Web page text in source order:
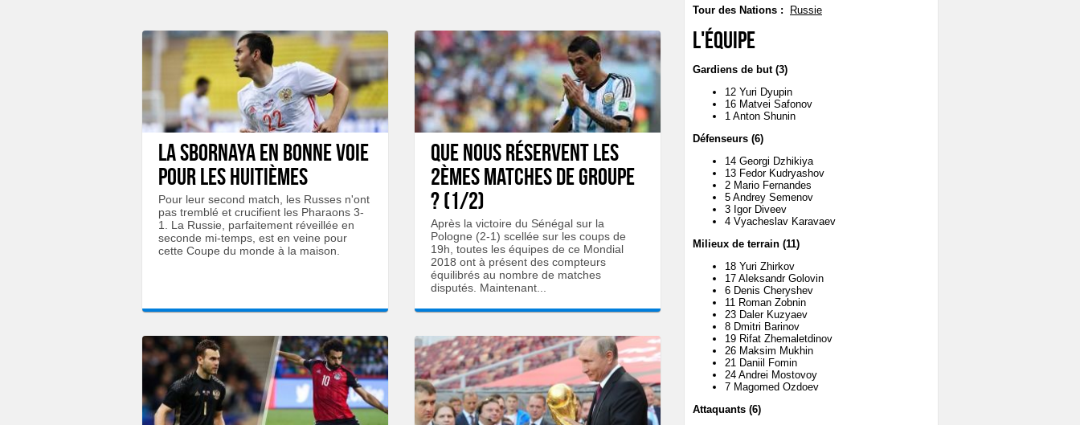
La Sbornaya en bonne voie
pour les huitièmes
Pour leur second match, les Russes n'ont
pas tremblé et crucifient les Pharaons 3-
1. La Russie, parfaitement réveillée en
seconde mi-temps, est en veine pour
cette Coupe du monde à la maison.
Que nous réservent les
2èmes matches de groupe
? (1/2)
Après la victoire du Sénégal sur la
Pologne (2-1) scellée sur les coups de
19h, toutes les équipes de ce Mondial
2018 ont à présent des compteurs
équilibrés au nombre de matches
disputés. Maintenant...
Tour des Nations :
Russie
L'équipe
Gardiens de but (3)
12 Yuri Dyupin
16 Matvei Safonov
1 Anton Shunin
Défenseurs (6)
14 Georgi Dzhikiya
13 Fedor Kudryashov
2 Mario Fernandes
5 Andrey Semenov
3 Igor Diveev
4 Vyacheslav Karavaev
Milieux de terrain (11)
18 Yuri Zhirkov
17 Aleksandr Golovin
6 Denis Cheryshev
11 Roman Zobnin
23 Daler Kuzyaev
8 Dmitri Barinov
19 Rifat Zhemaletdinov
26 Maksim Mukhin
21 Daniil Fomin
24 Andrei Mostovoy
7 Magomed Ozdoev
Attaquants (6)